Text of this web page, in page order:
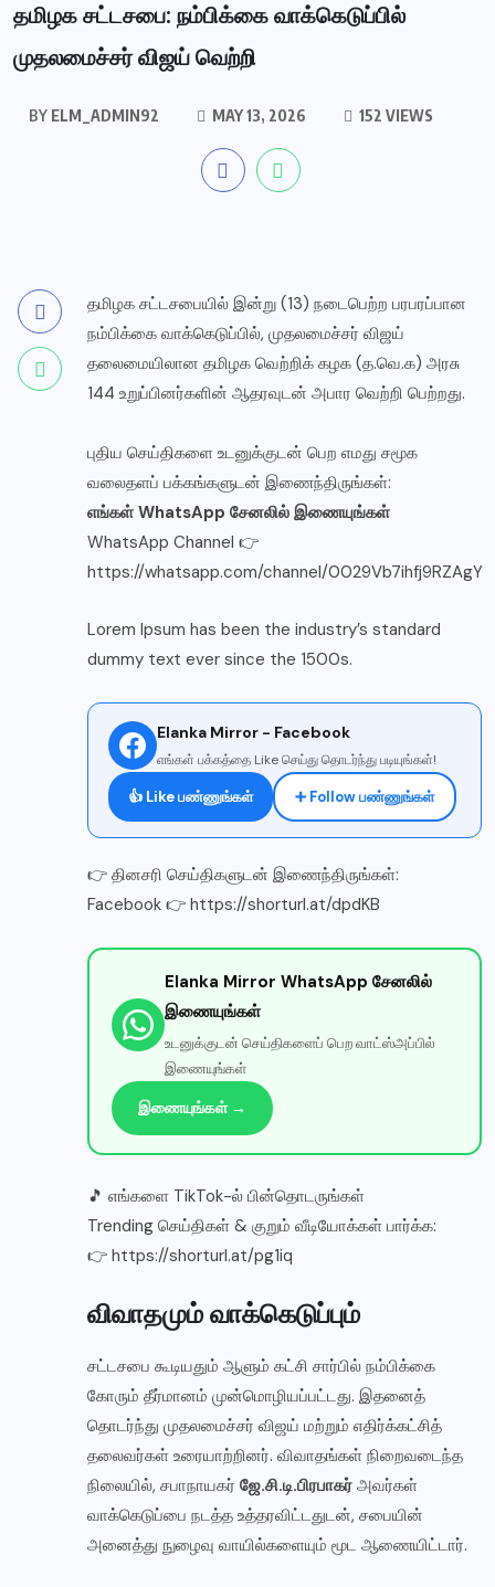
தமிழக சட்டசபை: நம்பிக்கை வாக்கெடுப்பில்
முதலமைச்சர் விஜய் வெற்றி
BY ELM_ADMIN92 MAY 13, 2026 152 VIEWS
தமிழக சட்டசபையில் இன்று (13) நடைபெற்ற பரபரப்பான
நம்பிக்கை வாக்கெடுப்பில், முதலமைச்சர் விஜய்
தலைமையிலான தமிழக வெற்றிக் கழக (த.வெ.க) அரசு
144 உறுப்பினர்களின் ஆதரவுடன் அபார வெற்றி பெற்றது.
புதிய செய்திகளை உடனுக்குடன் பெற எமது சமூக
வலைதளப் பக்கங்களுடன் இணைந்திருங்கள்:
எங்கள் WhatsApp சேனலில் இணையுங்கள்
WhatsApp Channel 👉
https://whatsapp.com/channel/
Lorem Ipsum has been the industry’s standard
dummy text ever since the 1500s.
Elanka Mirror - Facebook
எங்கள் பக்கத்தை Like செய்து தொடர்ந்து படியுங்கள்!
👍 Like பண்ணுங்கள் ➕ Follow பண்ணுங்கள்
👉 தினசரி செய்திகளுடன் இணைந்திருங்கள்:
Facebook 👉 https://shorturl.at/dpdKB
Elanka Mirror WhatsApp சேனலில்
இணையுங்கள்
உடனுக்குடன் செய்திகளைப் பெற வாட்ஸ்அப்பில்
இணையுங்கள்
இணையுங்கள் →
🎵 எங்களை TikTok-ல் பின்தொடருங்கள்
Trending செய்திகள் & குறும் வீடியோக்கள் பார்க்க:
👉 https://shorturl.at/pg1iq
விவாதமும் வாக்கெடுப்பும்
சட்டசபை கூடியதும் ஆளும் கட்சி சார்பில் நம்பிக்கை
கோரும் தீர்மானம் முன்மொழியப்பட்டது. இதனைத்
தொடர்ந்து முதலமைச்சர் விஜய் மற்றும் எதிர்க்கட்சித்
தலைவர்கள் உரையாற்றினர். விவாதங்கள் நிறைவடைந்த
நிலையில், சபாநாயகர் ஜே.சி.டி.பிரபாகர் அவர்கள்
வாக்கெடுப்பை நடத்த உத்தரவிட்டதுடன், சபையின்
அனைத்து நுழைவு வாயில்களையும் மூட ஆணையிட்டார்.